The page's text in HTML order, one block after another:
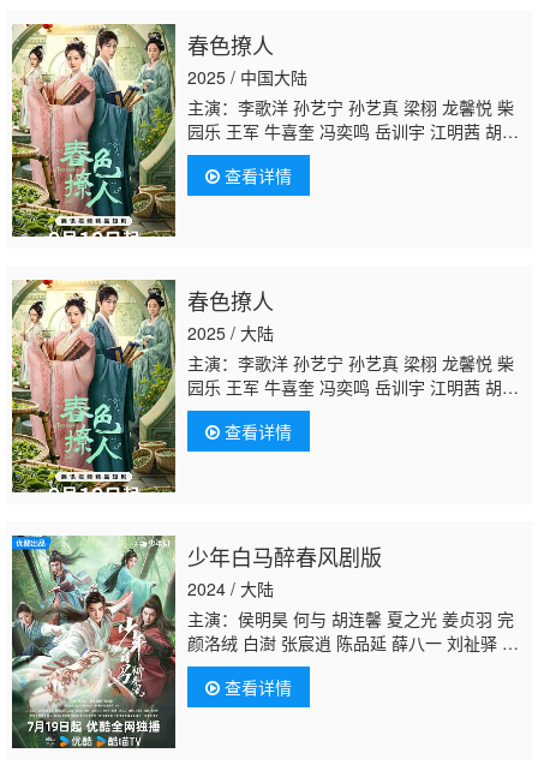
春色撩人
2025 / 中国大陆
主演：李歌洋 孙艺宁 孙艺真 梁栩 龙馨悦 柴
园乐 王军 牛喜奎 冯奕鸣 岳训宇 江明茜 胡梦
珊于欣禾马岩 展轩 郑拓疆
查看详情
春色撩人
2025 / 大陆
主演：李歌洋 孙艺宁 孙艺真 梁栩 龙馨悦 柴
园乐 王军 牛喜奎 冯奕鸣 岳训宇 江明茜 胡梦
珊于欣禾马岩 展轩 郑拓疆
查看详情
少年白马醉春风剧版
2024 / 大陆
主演：侯明昊 何与 胡连馨 夏之光 姜贞羽 完
颜洛绒 白澍 张宸逍 陈品延 薛八一 刘祉驿 朱
正廷 邱心志 佟梦实 吴岱融 黄奕 阳兵卓 曹曦
月 程泓鑫 邓超元 肖凯中 黑泽 孙泽源 蒋恺 言
杰于欣禾修庆 范诗然 彭雅琦 虞祎杰 边天
查看详情